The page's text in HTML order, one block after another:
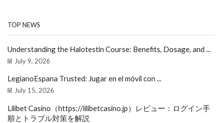
TOP NEWS
Understanding the Halotestin Course: Benefits, Dosage, and ...
July 9, 2026
LegianoEspana Trusted: Jugar en el móvil con ...
July 15, 2026
Lilibet Casino（https://lilibetcasino.jp）レビュー：ログイン手
順とトラブル対策を解説